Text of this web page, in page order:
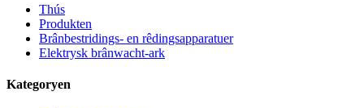
Thús
Produkten
Brânbestridings- en rêdingsapparatuer
Elektrysk brânwacht-ark
Kategoryen